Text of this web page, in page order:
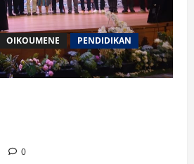
OIKOUMENE
PENDIDIKAN
0